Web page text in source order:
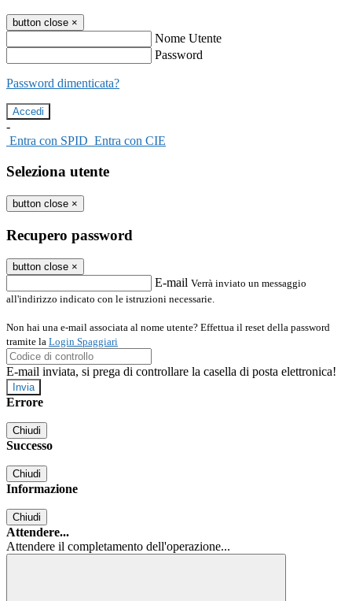
button close ×
Nome Utente
Password
Password dimenticata?
-
Entra con SPID Entra con CIE
Seleziona utente
button close ×
Recupero password
button close ×
E-mail Verrà inviato un messaggio
all'indirizzo indicato con le istruzioni necessarie.
Non hai una e-mail associata al nome utente? Effettua il reset della password
tramite la Login Spaggiari
E-mail inviata, si prega di controllare la casella di posta elettronica!
Errore
Chiudi
Successo
Chiudi
Informazione
Chiudi
Attendere...
Attendere il completamento dell'operazione...